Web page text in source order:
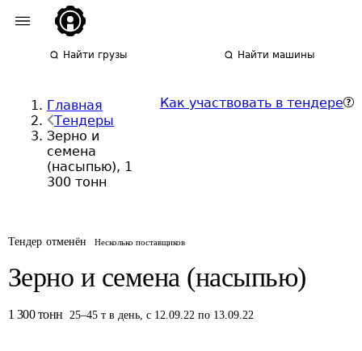
Найти грузы Найти машины
Главная
Тендеры
Зерно и
семена
(насыпью), 1
300 тонн
Как участвовать в тендере
Тендер отменён Несколько поставщиков
Зерно и семена (насыпью)
1 300 тонн 25–45 т в день, с 12.09.22 по 13.09.22